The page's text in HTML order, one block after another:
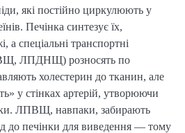
які постійно циркулюють у
Печінка синтезує їх,
а спеціальні транспортні
ЛПДНЩ) розносять по
холестерин до тканин, але
у стінках артерій, утворюючи
ЛПВЩ, навпаки, забирають
до печінки для виведення — тому